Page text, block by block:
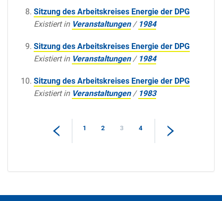
Sitzung des Arbeitskreises Energie der DPG
Existiert in Veranstaltungen / 1984
Sitzung des Arbeitskreises Energie der DPG
Existiert in Veranstaltungen / 1984
Sitzung des Arbeitskreises Energie der DPG
Existiert in Veranstaltungen / 1983
1 2 3 4